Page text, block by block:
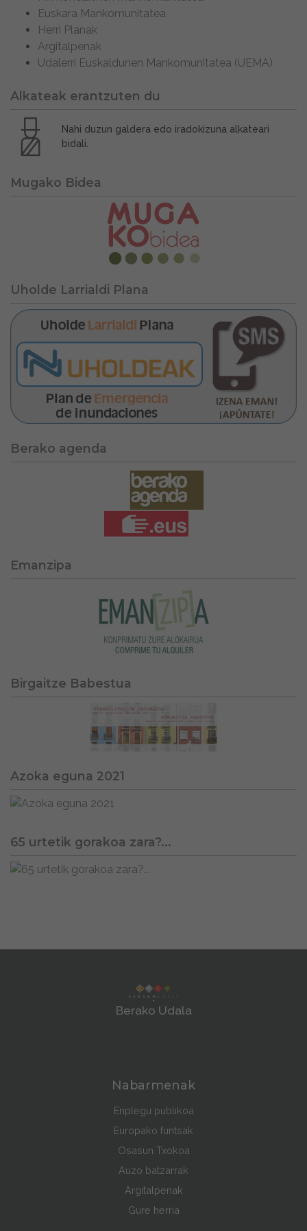
Euskara Mankomunitatea
Herri Planak
Argitalpenak
Udalerri Euskaldunen Mankomunitatea (UEMA)
Alkateak erantzuten du
Nahi duzun galdera edo iradokizuna alkateari
bidali.
Mugako Bidea
Uholde Larrialdi Plana
Berako agenda
Emanzipa
Birgaitze Babestua
Azoka eguna 2021
65 urtetik gorakoa zara?...
Berako Udala
Nabarmenak
Enplegu publikoa
Europako funtsak
Osasun Txokoa
Auzo batzarrak
Argitalpenak
Gure herria